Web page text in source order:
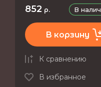
В
852 р.
В корзину
К сравнению
В избранное